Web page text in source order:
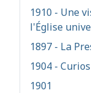
1910 - Une
l'Église
1897 - La
1904 -
1901